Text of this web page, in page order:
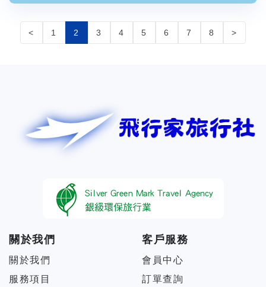
< 1 2 3 4 5 6 7 8 >
關於我們
關於我們
服務項目
客戶服務
會員中心
訂單查詢